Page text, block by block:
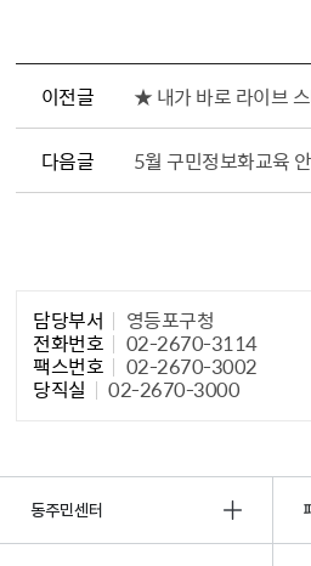
이전글
다음글 5월 구민정보화교육
담당부서 영등포구청
전화번호 02-2670-3114
팩스번호 02-2670-3002
당직실 02-2670-3000
동주민센터